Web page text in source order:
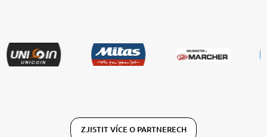
ZJISTIT VÍCE O PARTNERECH